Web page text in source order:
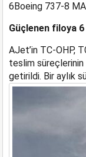
6Boeing 737-8
Güçlenen filoya 6
AJet’in TC-OHP,
teslim süreçlerinin
getirildi. Bir aylık